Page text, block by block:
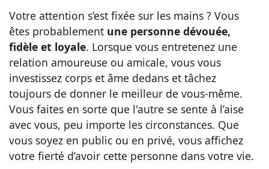
Votre attention s’est fixée sur les mains ? Vous
êtes probablement une personne dévouée,
fidèle et loyale. Lorsque vous entretenez une
relation amoureuse ou amicale, vous vous
investissez corps et âme dedans et tâchez
toujours de donner le meilleur de vous-même.
Vous faites en sorte que l'autre se sente à l’aise
avec vous, peu importe les circonstances. Que
vous soyez en public ou en privé, vous affichez
votre fierté d’avoir cette personne dans votre vie.